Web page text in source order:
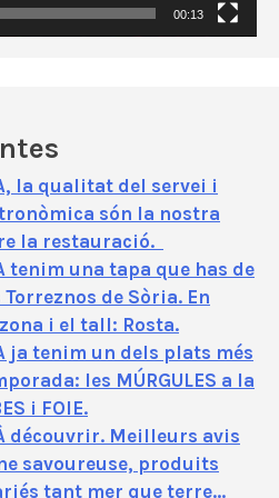
00:13
la qualitat del servei i
són la nostra
la restauració.
tenim una tapa que has de
de Sòria. En
i el tall: Rosta.
ja tenim un dels plats més
les MÚRGULES a la
i FOIE.
À découvrir. Meilleurs avis
savoureuse, produits
tant mer que terre…